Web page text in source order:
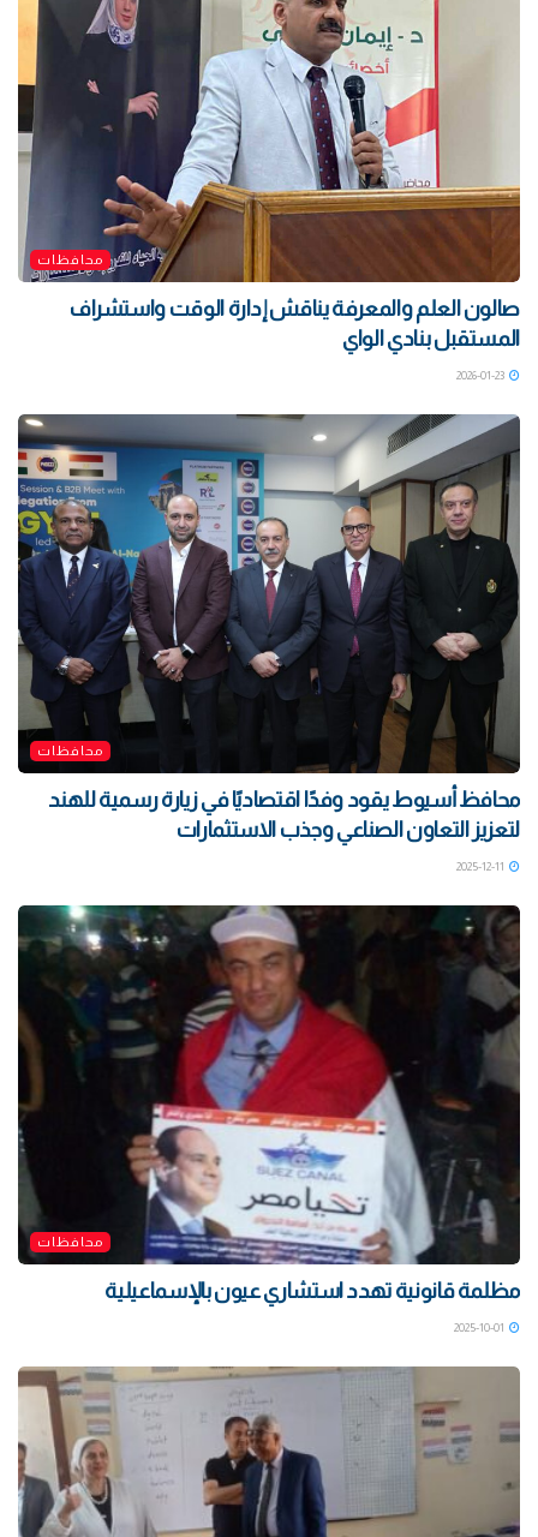
محافظات
صالون العلم والمعرفة يناقش إدارة الوقت واستشراف
المستقبل بنادي الواي
محافظات
محافظ أسيوط يقود وفدًا اقتصاديًا في زيارة رسمية للهند
لتعزيز التعاون الصناعي وجذب الاستثمارات
محافظات
مظلمة قانونية تهدد استشاري عيون بالإسماعيلية